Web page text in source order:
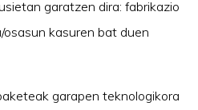
garatzen dira: fabrikazio
kasuren bat duen
garapen teknologikora